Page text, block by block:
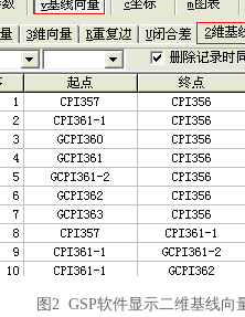
软件显示二维基线向量